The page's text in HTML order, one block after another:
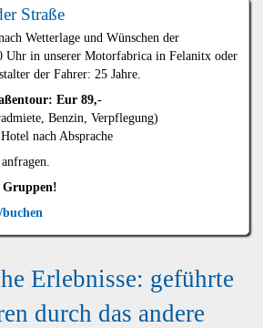
Straße
Wetterlage und Wünschen der
Uhr in unserer Motorfabrica in Felanitx oder
der Fahrer: 25 Jahre.
Eur 89,-
Benzin, Verpflegung)
nach Absprache
Erlebnisse: geführte
durch das andere